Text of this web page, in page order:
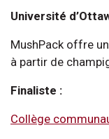
Université
MushPack offre
à partir de
Finaliste :
Collège